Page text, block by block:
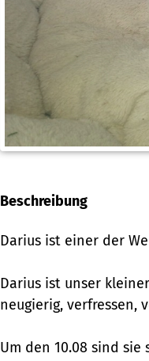
Beschreibung
Darius ist einer der
Darius ist unser
neugierig, verfressen,
Um den 10.08 sind